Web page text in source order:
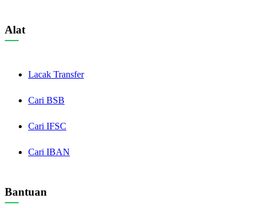
Alat
Lacak Transfer
Cari BSB
Cari IFSC
Cari IBAN
Bantuan